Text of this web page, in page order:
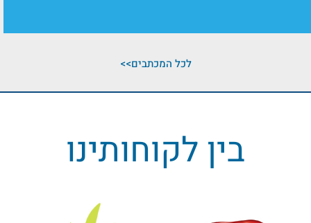
לכל המכתבים>>
בין לקוחותינו